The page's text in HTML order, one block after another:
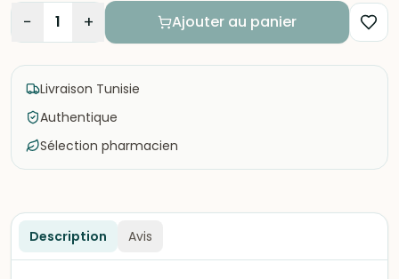
− 1 + Ajouter au panier
Livraison Tunisie
Authentique
Sélection pharmacien
Description Avis